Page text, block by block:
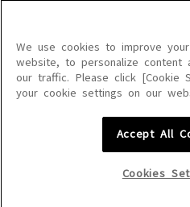
このサイトに掲載されている一切の文章・
を問わず、著作権法の定める範囲を超えて
を禁じます。
楽曲及びコンテンツは、機種によりご利用
楽曲及びコンテンツの配信日、配信内容が変
We use cookies to improve
website, to personalize content
our traffic. Please click [Cookie
your cookie settings on our
Accept All
Cookies